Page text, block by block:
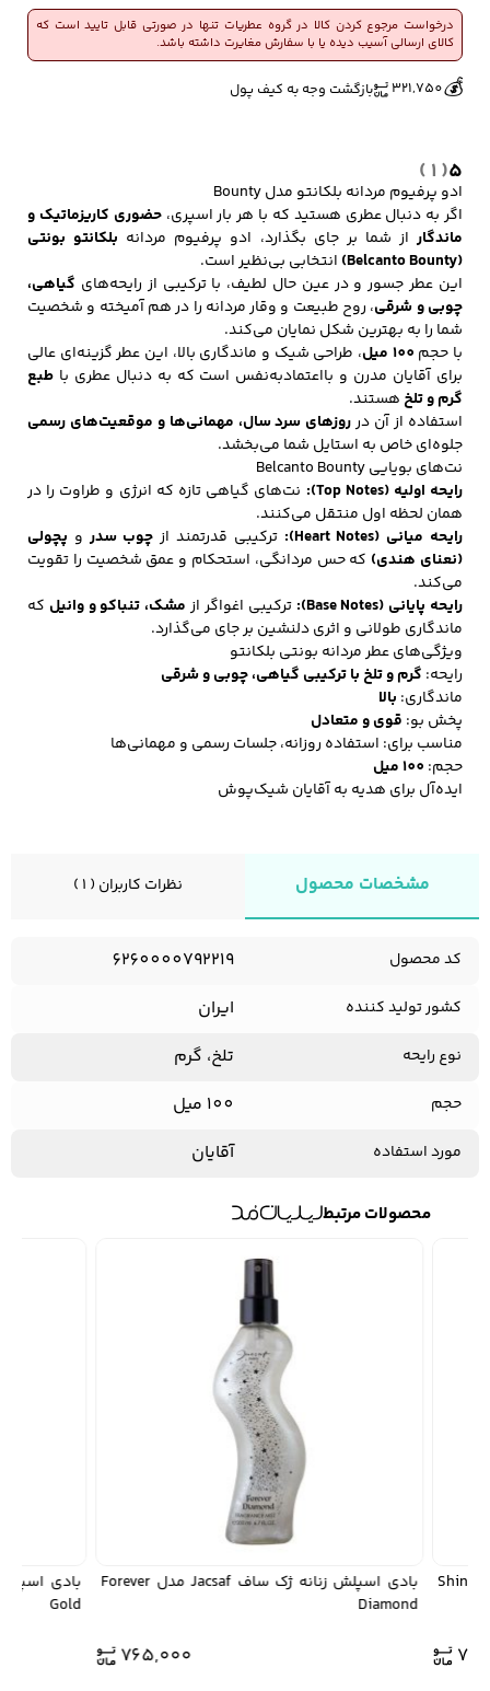
کفش مردانه
لباس زیر و راحتی
مردانه
لباس زیر مردانه 5
( 1 )
ادو پرفیوم مردانه بلکانتو مدل Bounty
اگر به دنبال عطری هستید که با هر بار اسپری،حضوری کاریزماتیک و
ماندگاراز شما بر جای بگذارد، ادو پرفیوم مردانه بلکانتو بونتی
(Belcanto Bounty)
انتخابی بی‌نظیر است.
این عطر جسور و در عین حال لطیف، با ترکیبی از رایحه‌های گیاهی،
چوبی و شرقی، روح طبیعت و وقار مردانه را در هم آمیخته و شخصیت
شما را به بهترین شکل نمایان می‌کند.
با حجم 100 میل
، طراحی شیک و ماندگاری بالا، این عطر گزینه‌ای عالی
برای آقایان مدرن و بااعتمادبه‌نفس است که به دنبال عطری با طبع
گرم و تلخ هستند.
استفاده از آن درروزهای سرد سال، مهمانی‌ها و موقعیت‌های رسمی
جلوه‌ای خاص به استایل شما می‌بخشد.
نت‌های بویایی Belcanto Bounty
رایحه اولیه (Top Notes):
نت‌های گیاهی تازه که انرژی و طراوت را در
همان لحظه اول منتقل می‌کنند.
رایحه میانی (Heart Notes):
ترکیبی قدرتمند از چوب سدر و پچولی
(نعنای هندی) که حس مردانگی، استحکام و عمق شخصیت را تقویت
می‌کند.
رایحه پایانی (Base Notes):
ترکیبی اغواگر ازمشک، تنباکو و وانیل که
ماندگاری طولانی و اثری دلنشین بر جای می‌گذارد.
ویژگی‌های عطر مردانه بونتی بلکانتو
رایحه: گرم و تلخ با ترکیبی گیاهی، چوبی و شرقی
ماندگاری: بالا
پخش بو: قوی و متعادل
مناسب برای: استفاده روزانه، جلسات رسمی و مهمانی‌ها
حجم: 100 میل
ایده‌آل برای هدیه به آقایان شیک‌پوش
درخواست مرجوع کردن کالا در گروه عطریات تنها در صورتی قابل تایید است که
کالای ارسالی آسیب دیده یا با سفارش مغایرت داشته باشد.🔥 2 فروش در هفته گذشته 👀 256 بازدید در ۲۴ ساعت گذشته
💰
321,750 بازگشت وجه به کیف پول
مشخصات محصول نظرات کاربران ( 1 )
کد محصول 6260000792219
کشور تولید کننده ایران
نوع رایحه تلخ، گرم
حجم 100 میل
مورد استفاده آقایان
محصولات مرتبط
بادی اسپلش زنانه ژک ساف Jacsaf مدل Shine
بادی اسپلش زنانه ژک ساف Jacsaf مدل Forever
Diamond
765,000
Gold